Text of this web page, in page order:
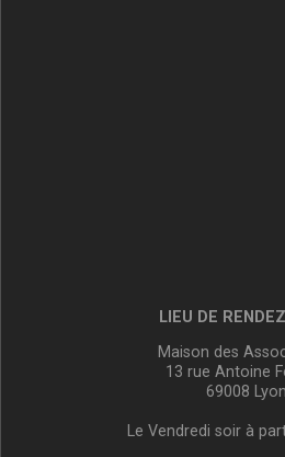
LIEU DE
Maison des
13 rue Antoine
69008 Lyon
Le Vendredi soir à